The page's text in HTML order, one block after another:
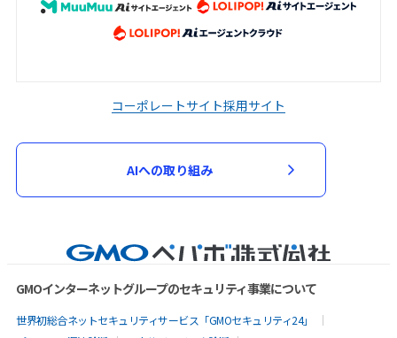
コーポレートサイト採用サイト
AIへの取り組み
GMOインターネットグループのセキュリティ事業について
世界初総合ネットセキュリティサービス「GMOセキュリティ24」